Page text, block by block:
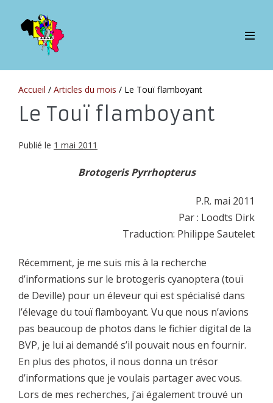
contenu
Accueil / Articles du mois / Le Touï flamboyant
Le Touï flamboyant
Publié le 1 mai 2011
Brotogeris Pyrrhopterus
P.R. mai 2011
Par : Loodts Dirk
Traduction: Philippe Sautelet
Récemment, je me suis mis à la recherche
d’informations sur le brotogeris cyanoptera (touï
de Deville) pour un éleveur qui est spécialisé dans
l’élevage du touï flamboyant. Vu que nous n’avions
pas beaucoup de photos dans le fichier digital de la
BVP, je lui ai demandé s’il pouvait nous en fournir.
En plus des photos, il nous donna un trésor
d’informations que je voulais partager avec vous.
Lors de mes recherches, j’ai également trouvé un